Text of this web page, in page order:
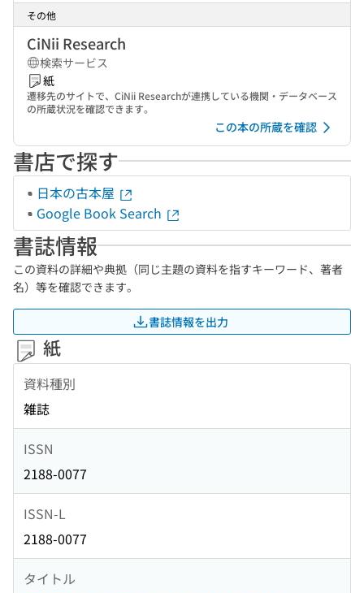
その他
CiNii Research
検索サービス
紙
遷移先のサイトで、CiNii Researchが連携している機関・データベース
の所蔵状況を確認できます。
この本の所蔵を確認
書店で探す
日本の古本屋
Google Book Search
書誌情報
この資料の詳細や典拠（同じ主題の資料を指すキーワード、著者
名）等を確認できます。
書誌情報を出力
紙
資料種別
雑誌
ISSN
2188-0077
ISSN-L
2188-0077
タイトル